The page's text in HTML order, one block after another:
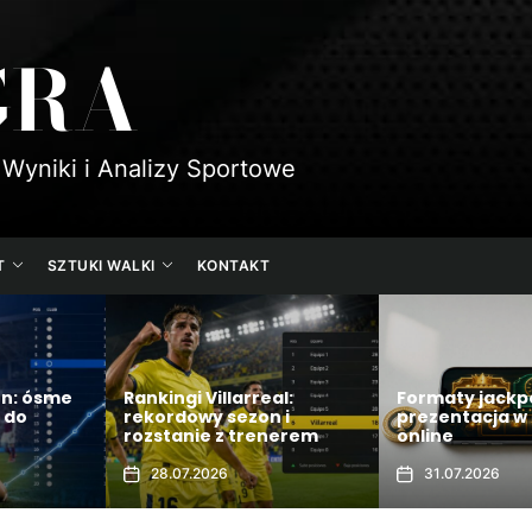
i Analizy Sportowe
SZTUKI WALKI KONTAKT
i
Formaty jackpotów i ich
prezentacja w grach
online
31.07.2026
Rankingi
Sącz w 2026
28.07.2026